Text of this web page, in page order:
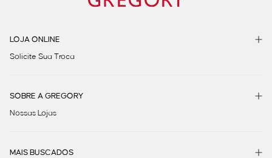
LOJA ONLINE
Solicite Sua Troca
SOBRE A GREGORY
Nossas Lojas
MAIS BUSCADOS